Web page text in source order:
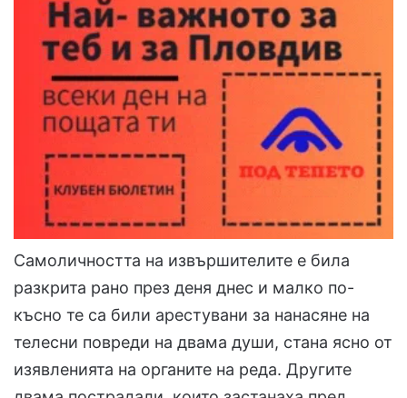
Самоличността на извършителите е била
разкрита рано през деня днес и малко по-
късно те са били арестувани за нанасяне на
телесни повреди на двама души, стана ясно от
изявленията на органите на реда. Другите